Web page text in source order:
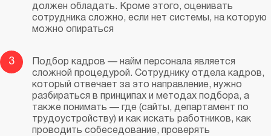
должен обладать. Кроме этого, оценивать
сотрудника сложно, если нет системы, на которую
можно опираться
3
Подбор кадров — найм персонала является
сложной процедурой. Сотруднику отдела кадров,
который отвечает за это направление, нужно
разбираться в принципах и методах подбора, а
также понимать — где (сайты, департамент по
трудоустройству) и как искать работников, как
проводить собеседование, проверять